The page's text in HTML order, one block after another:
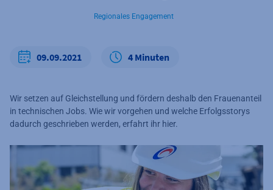
Regionales Engagement
09.09.2021 4 Minuten
Wir setzen auf Gleichstellung und fördern deshalb den Frauenanteil
in technischen Jobs. Wie wir vorgehen und welche Erfolgsstorys
dadurch geschrieben werden, erfahrt ihr hier.